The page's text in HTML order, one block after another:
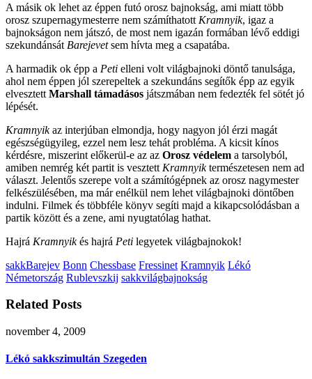
A másik ok lehet az éppen futó orosz bajnokság, ami miatt több
orosz szupernagymesterre nem számíthatott Kramnyik, igaz a
bajnokságon nem játszó, de most nem igazán formában lévő eddigi
szekundánsát Barejevetsem hívta meg a csapatába.
A harmadik ok épp a Peti elleni volt világbajnoki döntő tanulsága,
ahol nem éppen jól szerepeltek a szekundáns segítők épp az egyik
elvesztett Marshall támadásos játszmában nem fedezték fel sötét jó
lépését.
Kramnyikaz interjúban elmondja, hogy nagyon jól érzi magát
egészségügyileg, ezzel nem lesz tehát probléma. A kicsit kínos
kérdésre, miszerint előkerül-e az az Orosz védelem a tarsolyból,
amiben nemrég két partit is vesztett Kramnyiktermészetesen nem ad
választ. Jelentős szerepe volt a számítógépnek az orosz nagymester
felkészülésében, ma már enélkül nem lehet világbajnoki döntőben
indulni. Filmek és többféle könyv segíti majd a kikapcsolódásban a
partik között és a zene, ami nyugtatólag hathat.
Hajrá Kramnyikés hajrá Peti legyetek világbajnokok!
sakkBarejev Bonn Chessbase Fressinet Kramnyik Lékó
Németország Rublevszkij sakkvilágbajnokság
Related Posts
november 4, 2009
Lékó sakkszimultán Szegeden